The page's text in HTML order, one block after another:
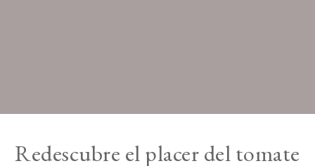
Redescubre el placer del tomate